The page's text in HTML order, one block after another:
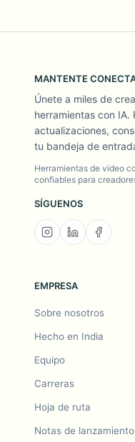
MANTENTE
Únete a miles de
herramientas con IA.
actualizaciones,
tu bandeja de
Herramientas de video
confiables para
SÍGUENOS
EMPRESA
Sobre nosotros
Hecho en India
Equipo
Carreras
Hoja de ruta
Notas de lanzamiento